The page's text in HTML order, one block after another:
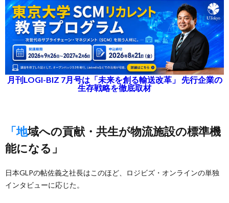
月刊LOGI-BIZ 7月号は「未来を創る輸送改革」 先行企業の
生存戦略を徹底取材
「地域への貢献・共生が物流施設の標準機
能になる」
日本GLPの帖佐義之社長はこのほど、ロジビズ・オンラインの単独
インタビューに応じた。